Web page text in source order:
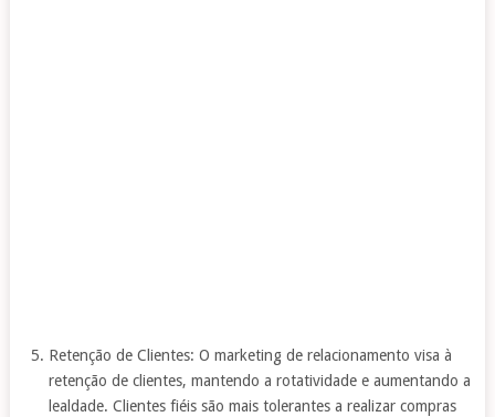
Retenção de Clientes: O marketing de relacionamento visa à
retenção de clientes, mantendo a rotatividade e aumentando a
lealdade. Clientes fiéis são mais tolerantes a realizar compras